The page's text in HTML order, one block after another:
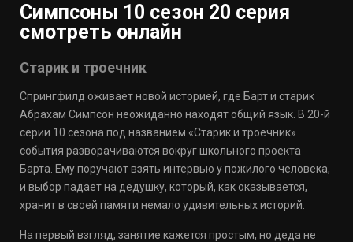
Симпсоны 10 сезон 20 серия
смотреть онлайн
Старик и троечник
Спрингфилд оживает новой историей, где Барт и старик
Абрахам Симпсон неожиданно находят общий язык. В 20-й
серии 10 сезона под названием «Старик и троечник»
события разворачиваются вокруг школьного проекта
Барта. Ему поручают взять интервью у пожилого человека,
и выбор падает на дедушку, который, как оказывается,
хранит в своей памяти немало удивительных историй.
На первый взгляд, занятие кажется простым, но деда не